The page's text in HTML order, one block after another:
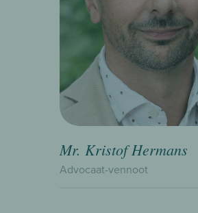
Mr. Kristof Hermans
Advocaat-vennoot